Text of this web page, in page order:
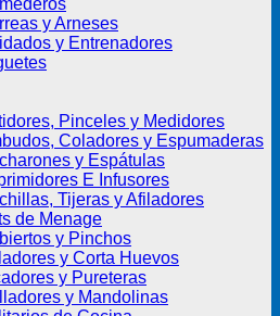
y Arneses
y Entrenadores
Pinceles y Medidores
Coladores y Espumaderas
y Espátulas
E Infusores
Tijeras y Afiladores
de Menage
y Pinchos
y Corta Huevos
y Pureteras
y Mandolinas